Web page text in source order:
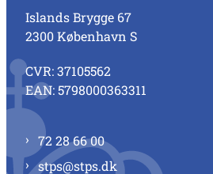
Islands Brygge 67
2300 København S
CVR: 37105562
EAN: 5798000363311
72 28 66 00
stps@stps.dk